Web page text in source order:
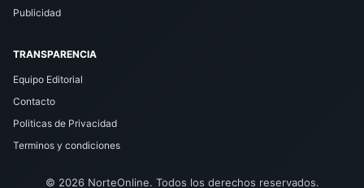
Publicidad
TRANSPARENCIA
Equipo Editorial
Contacto
Politicas de Privacidad
Terminos y condiciones
© 2026 NorteOnline. Todos los derechos reservados.